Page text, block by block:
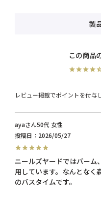
製
レビュー掲載でポイントを付与
aya 50代 女性
投稿日
2026/05/27
ニールズヤードではバーム
用しています。なんとなく